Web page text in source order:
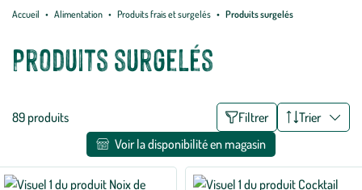
Accueil Alimentation Produits frais et surgelés Produits surgelés
Produits surgelés
Liste
appliqués
89 produits Filtrer
Trier
Voir la disponibilité en magasin